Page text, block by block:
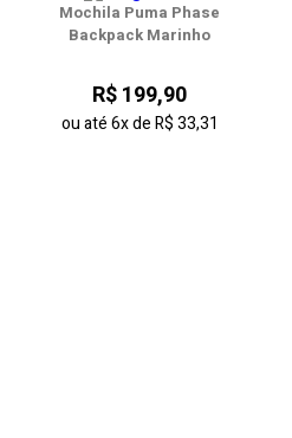
Mochila Puma Phase
Backpack Marinho
R$ 199,90
ou até6xdeR$ 33,31